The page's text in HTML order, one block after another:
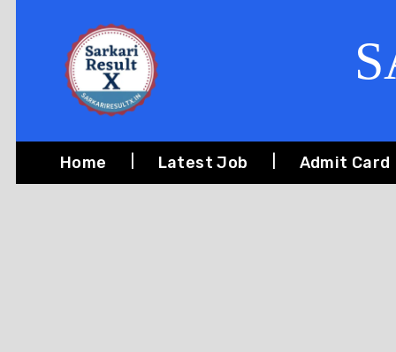
Home Latest Job Admit Card